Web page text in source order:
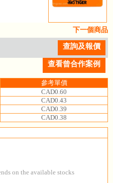
下一個商品
查詢及報價
查看曾合作案例
參考單價
CAD0.60
CAD0.43
CAD0.39
CAD0.38
on the available stocks